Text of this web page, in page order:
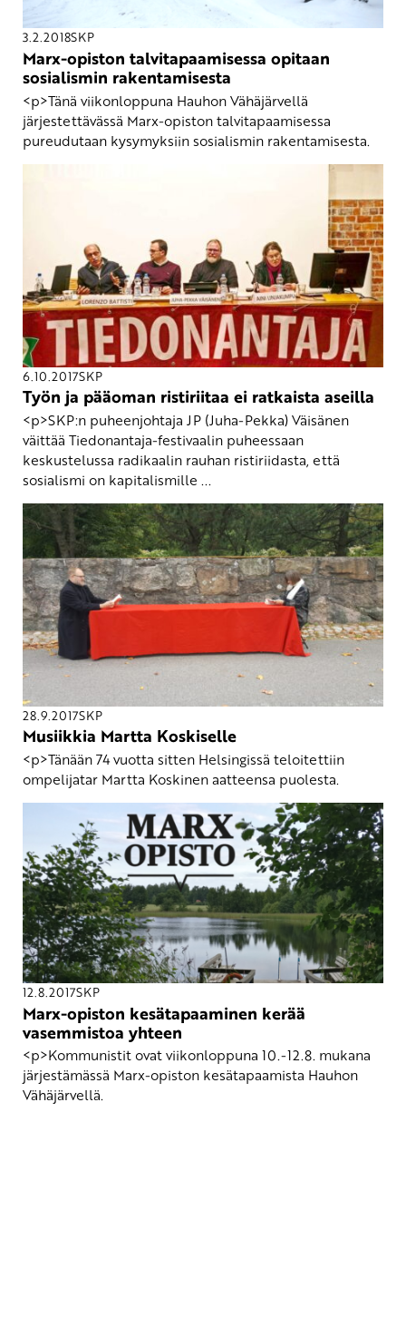
3.2.2018SKP
Marx-opiston talvitapaamisessa opitaan
sosialismin rakentamisesta
<p>Tänä viikonloppuna Hauhon Vähäjärvellä
järjestettävässä Marx-opiston talvitapaamisessa
pureudutaan kysymyksiin sosialismin rakentamisesta.
6.10.2017SKP
Työn ja pääoman ristiriitaa ei ratkaista aseilla
<p>SKP:n puheenjohtaja JP (Juha-Pekka) Väisänen
väittää Tiedonantaja-festivaalin puheessaan
keskustelussa radikaalin rauhan ristiriidasta, että
sosialismi on kapitalismille ...
28.9.2017SKP
Musiikkia Martta Koskiselle
<p>Tänään 74 vuotta sitten Helsingissä teloitettiin
ompelijatar Martta Koskinen aatteensa puolesta.
12.8.2017SKP
Marx-opiston kesätapaaminen kerää
vasemmistoa yhteen
<p>Kommunistit ovat viikonloppuna 10.-12.8. mukana
järjestämässä Marx-opiston kesätapaamista Hauhon
Vähäjärvellä.